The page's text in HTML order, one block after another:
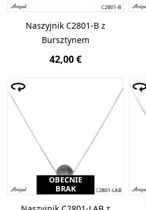
Naszyjnik C2801-B z
Bursztynem
42,00 €
OBECNIE
BRAK